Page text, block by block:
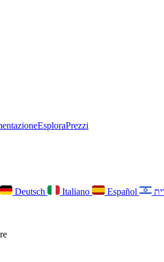
EsploraPrezzi
Deutsch Italiano Español